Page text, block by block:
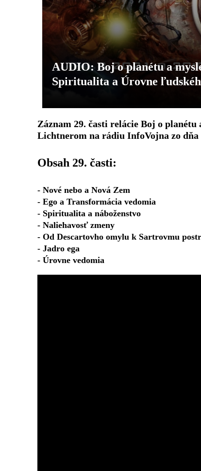
AUDIO: Boj o planétu a
Spiritualita a Úrovne
Záznam 29. časti relácie Boj o
Lichtnerom na rádiu InfoVojna zo dňa
Obsah 29. časti:
- Nové nebo a Nová Zem
- Ego a Transformácia vedomia
- Spiritualita a náboženstvo
- Naliehavosť zmeny
- Od Descartovho omylu k Sartrovmu
- Jadro ega
- Úrovne vedomia